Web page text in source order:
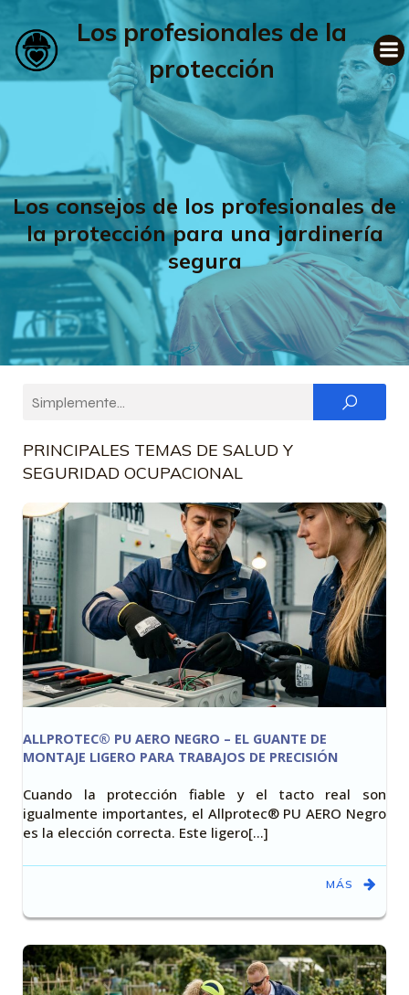
Los profesionales de la
protección
Los consejos de los profesionales de
la protección para una jardinería
segura
PRINCIPALES TEMAS DE SALUD Y
SEGURIDAD OCUPACIONAL
ALLPROTEC® PU AERO NEGRO – EL GUANTE DE
MONTAJE LIGERO PARA TRABAJOS DE PRECISIÓN
Cuando la protección fiable y el tacto real son
igualmente importantes, el Allprotec® PU AERO Negro
es la elección correcta. Este ligero[…]
MÁS